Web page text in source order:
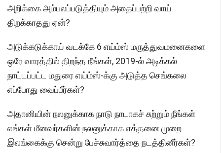
அறிக்கை அம்பலப்படுத்தியும் அதைப்பற்றி வாய்
திறக்காதது ஏன்?
அடுக்கடுக்காய் வடக்கே 6 எய்ம்ஸ் மருத்துவமனைகளை
ஒரே வாரத்தில் திறந்த நீங்கள், 2019-ல் அடிக்கல்
நாட்டப்பட்ட மதுரை எய்ம்ஸ்-க்கு அடுத்த செங்கலை
எப்போது வைப்பீர்கள்?
அதானியின் நலனுக்காக நாடு நாடாகச் சுற்றும் நீங்கள்
எங்கள் மீனவர்களின் நலனுக்காக எத்தனை முறை
இலங்கைக்கு சென்று பேச்சுவார்த்தை நடத்தினீர்கள்?